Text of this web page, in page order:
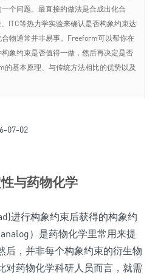
个问题。最直接的做法是合成出化合
ITC等热力学实验来确认是否构象约束达
物通常并非易事。Freeform可以帮你在
象约束是否值得一做，然后再决定是否
的基本原理、与传统方法相比的优势以及
07-02
与药物化学
进行构象约束后获得的构象约
）是药物化学里常用来提
后，并非每个构象约束的衍生物
对药物化学科研人员而言，就需